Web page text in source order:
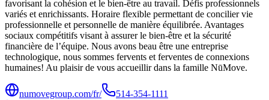
favorisant la cohésion et le bien-être au travail. Défis professionnels
variés et enrichissants. Horaire flexible permettant de concilier vie
professionnelle et personnelle de manière équilibrée. Avantages
sociaux compétitifs visant à assurer le bien-être et la sécurité
financière de l’équipe. Nous avons beau être une entreprise
technologique, nous sommes fervents et ferventes de connexions
humaines! Au plaisir de vous accueillir dans la famille NūMove.
numovegroup.com/fr/ 514-354-1111